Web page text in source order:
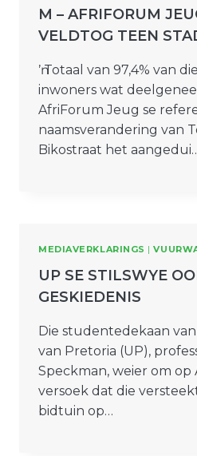
M – AFRIFORUM
VELDTOG TEEN
ŉ Totaal van 97,4% van
inwoners wat
AfriForum Jeug se
naamsverandering van
Bikostraat het
MEDIAVERKLARINGS |
UP SE STILSWYE
GESKIEDENIS
Die studentedekaan
van Pretoria (UP),
Speckman, weier om op
versoek dat die
bidtuin op…